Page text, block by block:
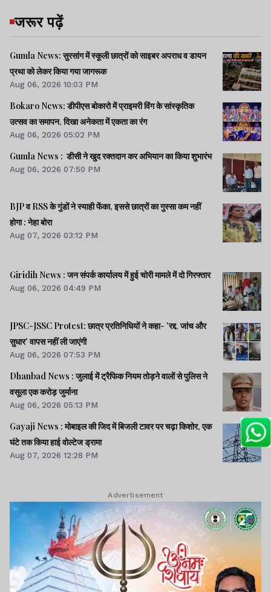
जरूर पढ़ें
Gumla News: सुरसांग में स्कूली छात्रों को साइबर अपराध व डायन
प्रथा को लेकर किया गया जागरूक
Aug 06, 2026 10:03 PM
Bokaro News: डीपीएस बोकारो में प्राइमरी विंग के सांस्कृतिक
उत्सव का समापन, दिखा अनेकता में एकता का रंग
Aug 06, 2026 05:02 PM
Gumla News : डीसी ने खुद रक्तदान कर अभियान का किया शुभारंभ
Aug 06, 2026 07:50 PM
BJP व RSS के गुंडों ने स्याही फेंका, इससे छात्रों का गुस्सा कम नहीं
होगा : नेहा बोरा
Aug 07, 2026 03:12 PM
Giridih News : जन संपर्क कार्यालय में हुई चोरी मामले में दो गिरफ्तार
Aug 06, 2026 04:49 PM
JPSC-JSSC Protest: छात्र प्रतिनिधियों ने कहा- 'रद्द, जांच और
सुधार' वापस नहीं ली जाएंगी
Aug 06, 2026 07:53 PM
Dhanbad News : जुलाई में ट्रैफिक नियम तोड़ने वालों से पुलिस ने
वसूला एक करोड़ जुर्माना
Aug 06, 2026 05:13 PM
Gayaji News : मोबाइल की जिद में बिजली टावर पर चढ़ा किशोर, एक
घंटे तक किया हाई वोल्टेज ड्रामा
Aug 07, 2026 12:28 PM
Advertisement